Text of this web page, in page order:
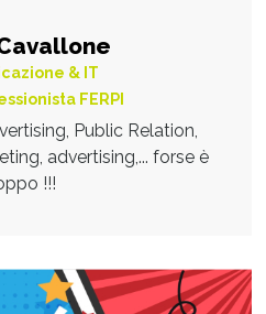
& IT
FERPI
Public Relation,
advertising,... forse è
!!!